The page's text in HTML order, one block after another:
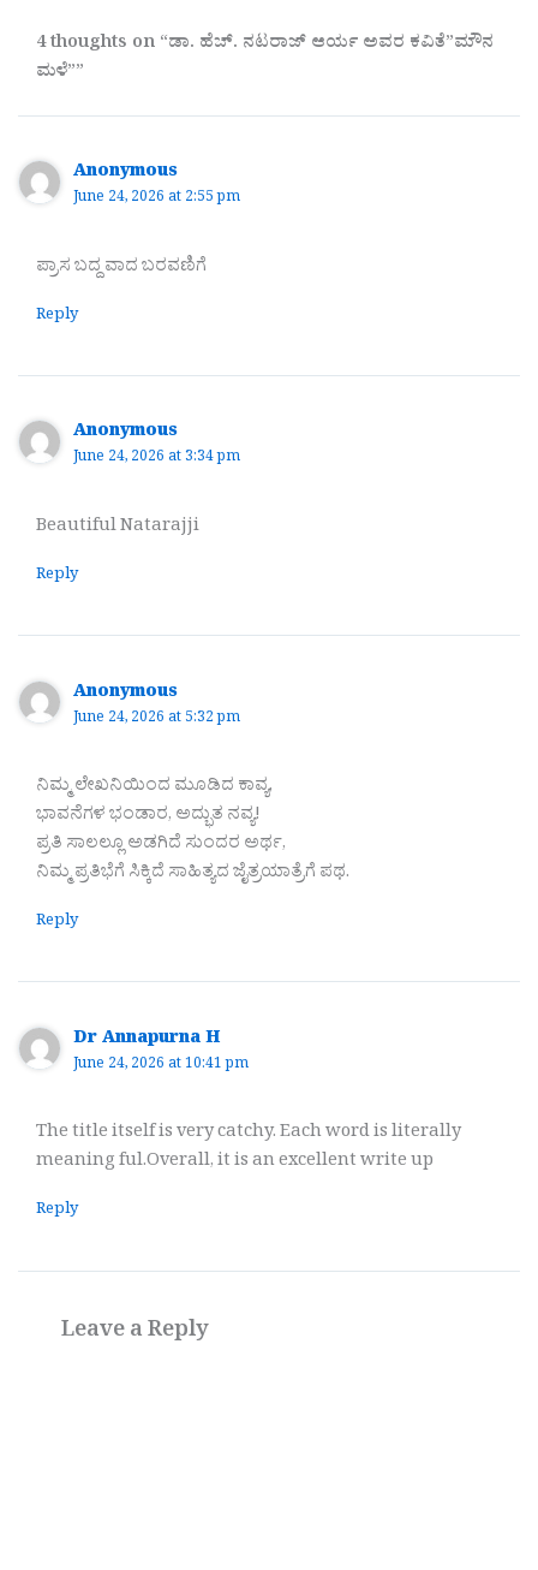
4 thoughts on “ಡಾ. ಹೆಚ್. ನಟರಾಜ್ ಆರ್ಯ ಅವರ ಕವಿತೆ”ಮೌನ
ಮಳೆ””
Anonymous
June 24, 2026 at 2:55 pm
ಪ್ರಾಸ ಬದ್ದ ವಾದ ಬರವಣಿಗೆ
Reply
Anonymous
June 24, 2026 at 3:34 pm
Beautiful Natarajji
Reply
Anonymous
June 24, 2026 at 5:32 pm
ನಿಮ್ಮ ಲೇಖನಿಯಿಂದ ಮೂಡಿದ ಕಾವ್ಯ,
ಭಾವನೆಗಳ ಭಂಡಾರ, ಅದ್ಭುತ ನವ್ಯ!
ಪ್ರತಿ ಸಾಲಲ್ಲೂ ಅಡಗಿದೆ ಸುಂದರ ಅರ್ಥ,
ನಿಮ್ಮ ಪ್ರತಿಭೆಗೆ ಸಿಕ್ಕಿದೆ ಸಾಹಿತ್ಯದ ಜೈತ್ರಯಾತ್ರೆಗೆ ಪಥ.
Reply
Dr Annapurna H
June 24, 2026 at 10:41 pm
The title itself is very catchy. Each word is literally
meaning ful.Overall, it is an excellent write up
Reply
Leave a Reply